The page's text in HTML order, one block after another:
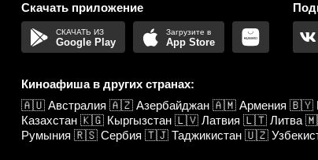
Скачать приложение
Google Play App Store
Киноафиша в других странах:
🇦🇺 Австралия 🇦🇿 Азербайджан 🇦🇲 Армения 🇧🇾
Казахстан 🇰🇬 Кыргызстан 🇱🇻 Латвия 🇱🇹 Литва
Румыния 🇷🇸 Сербия 🇹🇯 Таджикистан 🇺🇿